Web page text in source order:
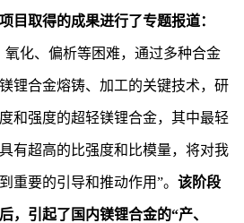
目取得的成果进行了专题报道：
氧化、偏析等困难，通过多种合金
锂合金熔铸、加工的关键技术，研
和强度的超轻镁锂合金，其中最轻
有超高的比强度和比模量，将对我
重要的引导和推动作用”。 该阶段
，引起了国内镁锂合金的“产、